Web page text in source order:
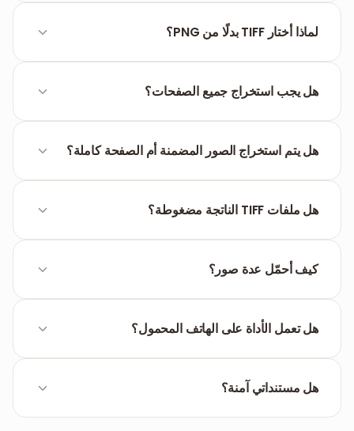
مناسب للطباعة عالية الدقة والأرشفة. JPG يستخدم ضغطًا
لماذا أختار TIFF بدلًا من PNG؟
المطابع التجارية والأرشيفات المنظمة (السجلات الطبية،
هل يجب استخراج جميع الصفحات؟
للمستند والنقر على الصفحات المطلوبة فقط.
هل يتم استخراج الصور المضمنة أم الصفحة كاملة؟
والخلفية — إلى صورة TIFF واحدة بناءً على تخطيط صفحة
هل ملفات TIFF الناتجة مضغوطة؟
عادةً ملفات أكبر من تنسيقات الويب القياسية مثل JPG.
كيف أحمّل عدة صور؟
تحميل جميع الصور معًا في ملف ZIP.
هل تعمل الأداة على الهاتف المحمول؟
ملفات TIFF، يُفضل التحميل عبر شبكة Wi-Fi.
هل مستنداتي آمنة؟